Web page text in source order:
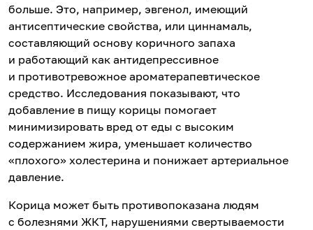
больше. Это, например, эвгенол, имеющий
антисептические свойства, или циннамаль,
составляющий основу коричного запаха
и работающий как антидепрессивное
и противотревожное ароматерапевтическое
средство. Исследования показывают, что
добавление в пищу корицы помогает
минимизировать вред от еды с высоким
содержанием жира, уменьшает количество
«плохого» холестерина и понижает артериальное
давление.
Корица может быть противопоказана людям
с болезнями ЖКТ, нарушениями свертываемости